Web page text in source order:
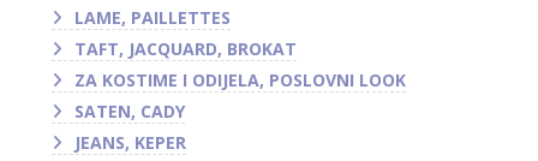
LAME, PAILLETTES
TAFT, JACQUARD, BROKAT
ZA KOSTIME I ODIJELA, POSLOVNI LOOK
SATEN, CADY
JEANS, KEPER